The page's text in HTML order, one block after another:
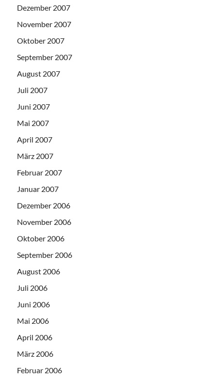
Dezember 2007
November 2007
Oktober 2007
September 2007
August 2007
Juli 2007
Juni 2007
Mai 2007
April 2007
März 2007
Februar 2007
Januar 2007
Dezember 2006
November 2006
Oktober 2006
September 2006
August 2006
Juli 2006
Juni 2006
Mai 2006
April 2006
März 2006
Februar 2006